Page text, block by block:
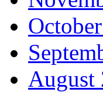
August